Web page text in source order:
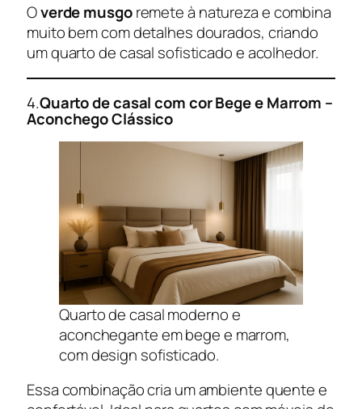
Overde musgoremete à natureza e combina
muito bem com detalhes dourados, criando
um quarto de casal sofisticado e acolhedor.
4.Quarto de casal com corBege e Marrom –
Aconchego Clássico
Quarto de casal moderno e
aconchegante em bege e marrom,
com design sofisticado.
Essa combinação cria um ambiente quente e